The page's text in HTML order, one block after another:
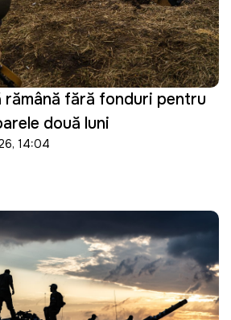
rămână fără fonduri pentru
două luni
14:04